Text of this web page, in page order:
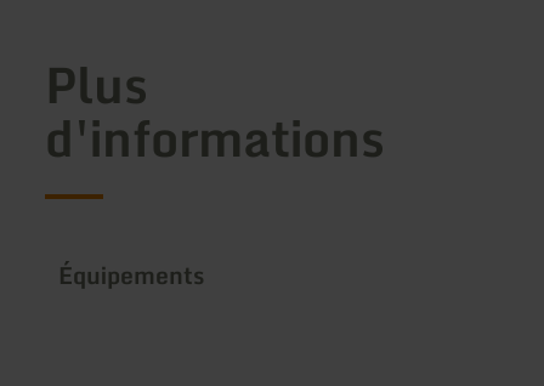
Plus
d'informations
Équipements